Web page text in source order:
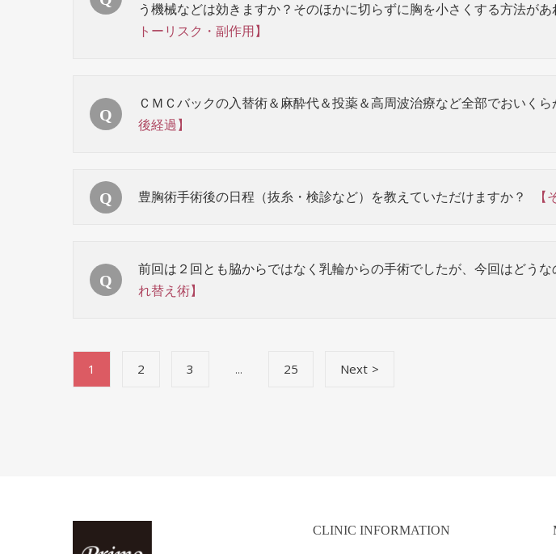
う機械などは効きますか？そのほかに切らずに胸を小さくする方法があ
トーリスク・副作用】
ＣＭＣバックの入替術＆麻酔代＆投薬＆高周波治療など全部でおいくら
後経過】
豊胸術手術後の日程（抜糸・検診など）を教えていただけますか？ 【
前回は２回とも脇からではなく乳輪からの手術でしたが、今回はどうな
れ替え術】
1 2 3 … 25 Next
CLINIC INFORMATION